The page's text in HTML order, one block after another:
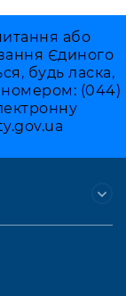
або
Єдиного
будь ласка,
номером: (044)